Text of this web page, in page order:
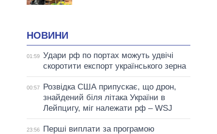
НОВИНИ
01:59 Удари рф по портах можуть удвічі
скоротити експорт українського зерна
00:57
Розвідка США припускає, що дрон,
знайдений біля літака України в
Лейпцигу, міг належати рф – WSJ
23:56
Перші виплати за програмою